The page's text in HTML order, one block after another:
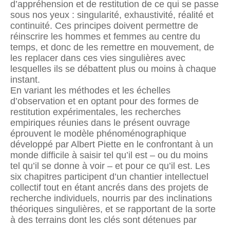
d’appréhension et de restitution de ce qui se passe
sous nos yeux : singularité, exhaustivité, réalité et
continuité. Ces principes doivent permettre de
réinscrire les hommes et femmes au centre du
temps, et donc de les remettre en mouvement, de
les replacer dans ces vies singulières avec
lesquelles ils se débattent plus ou moins à chaque
instant.
En variant les méthodes et les échelles
d’observation et en optant pour des formes de
restitution expérimentales, les recherches
empiriques réunies dans le présent ouvrage
éprouvent le modèle phénoménographique
développé par Albert Piette en le confrontant à un
monde difficile à saisir tel qu’il est – ou du moins
tel qu’il se donne à voir – et pour ce qu’il est. Les
six chapitres participent d’un chantier intellectuel
collectif tout en étant ancrés dans des projets de
recherche individuels, nourris par des inclinations
théoriques singulières, et se rapportant de la sorte
à des terrains dont les clés sont détenues par